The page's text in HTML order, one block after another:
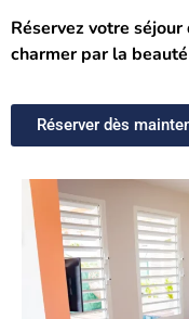
Réservez votre
charmer par la
Réserver dès